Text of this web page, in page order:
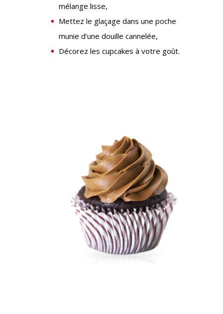
mélange lisse,
Mettez le glaçage dans une poche
munie d’une douille cannelée,
Décorez les cupcakes à votre goût.